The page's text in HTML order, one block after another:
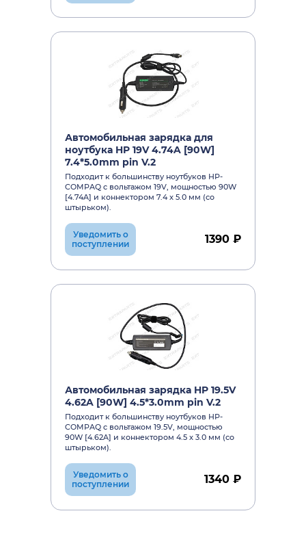
Автомобильная зарядка для
ноутбука HP 19V 4.74A [90W]
7.4*5.0mm pin V.2
Подходит к большинству ноутбуков HP-
COMPAQ c вольтажом 19V, мощностью 90W
[4.74A] и коннектором 7.4 x 5.0 мм (со
штырьком).
Уведомить о
поступлении
1390 ₽
Автомобильная зарядка HP 19.5V
4.62A [90W] 4.5*3.0mm pin V.2
Подходит к большинству ноутбуков HP-
COMPAQ c вольтажом 19.5V, мощностью
90W [4.62A] и коннектором 4.5 x 3.0 мм (со
штырьком).
Уведомить о
поступлении
1340 ₽